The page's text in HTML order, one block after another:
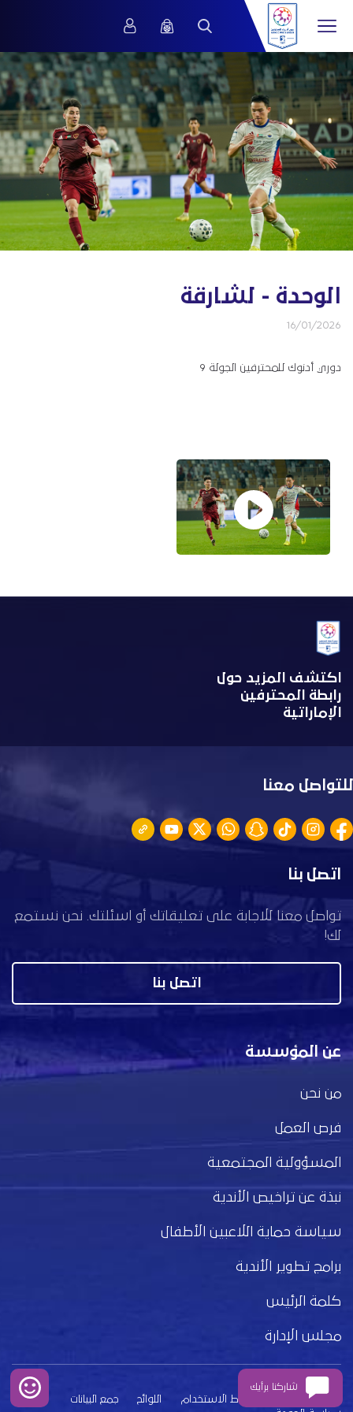
الوحدة - لشارقة
16/01/2026
دوري أدنوك للمحترفين الجولة 9
اكتشف المزيد حول
رابطة المحترفين
الإماراتية
للتواصل معنا
اتصل بنا
تواصل معنا للاجابة على تعليقاتك أو اسئلتك. نحن نستمع
لك!
اتصل بنا
عن المؤسسة
من نحن
فرص العمل
المسؤولية المجتمعية
نبذة عن تراخيص الأندية
سياسة حماية اللاعبين الأطفال
برامج تطوير الأندية
كلمة الرئيس
مجلس الإدارة
بيان الخصوصية شروط الاستخدام اللوائح
جمع البيانات
شاركنا برأيك